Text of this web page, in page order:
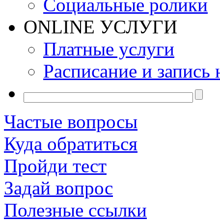
Социальные ролики
ONLINE УСЛУГИ
Платные услуги
Расписание и запись
Частые вопросы
Куда обратиться
Пройди тест
Задай вопрос
Полезные ссылки